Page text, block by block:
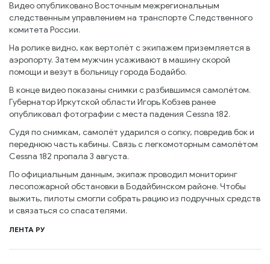
Видео опубликовано Восточным межрегиональным
следственным управлением на транспорте Следственного
комитета России.
На ролике видно, как вертолёт с экипажем приземляется в
аэропорту. Затем мужчин усаживают в машину скорой
помощи и везут в больницу города Бодайбо.
В конце видео показаны снимки с разбившимся самолётом.
Губернатор Иркутской области Игорь Кобзев ранее
опубликовал фотографии с места падения Cessna 182.
Судя по снимкам, самолёт ударился о сопку, повредив бок и
переднюю часть кабины. Связь с легкомоторным самолётом
Cessna 182 пропала 3 августа.
По официальным данным, экипаж проводил мониторинг
лесопожарной обстановки в Бодайбинском районе. Чтобы
выжить, пилоты смогли собрать рацию из подручных средств
и связаться со спасателями.
ЛЕНТА РУ